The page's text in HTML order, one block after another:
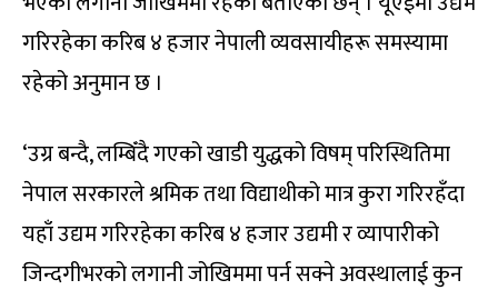
गरिरहेका करिब ४ हजार नेपाली व्यवसायीहरू समस्यामा
रहेको अनुमान छ ।
‘उग्र बन्दै, लम्बिँदै गएको खाडी युद्धको विषम् परिस्थितिमा
नेपाल सरकारले श्रमिक तथा विद्याथीको मात्र कुरा गरिरहँदा
यहाँ उद्यम गरिरहेका करिब ४ हजार उद्यमी र व्यापारीको
जिन्दगीभरको लगानी जोखिममा पर्न सक्ने अवस्थालाई कुन